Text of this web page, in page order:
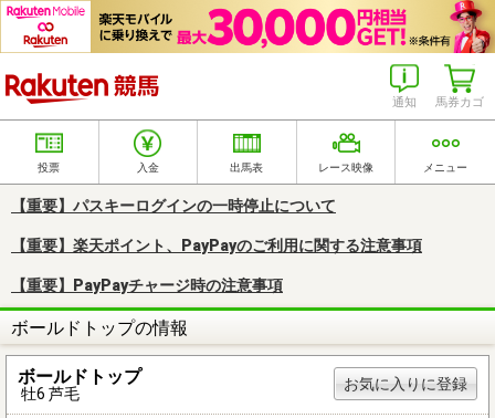
馬券カゴ
通知
投票 入金 出馬表 レース映像 メニュー
【重要】パスキーログインの一時停止について
【重要】楽天ポイント、PayPayのご利用に関する注意事項
【重要】PayPayチャージ時の注意事項
ボールドトップの情報
ボールドトップ
牡6 芦毛
お気に入りに登録